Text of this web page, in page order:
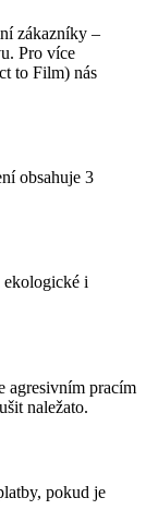
zákazníky –
Pro více
to Film) nás
obsahuje 3
ekologické i
agresivním pracím
naležato.
pokud je